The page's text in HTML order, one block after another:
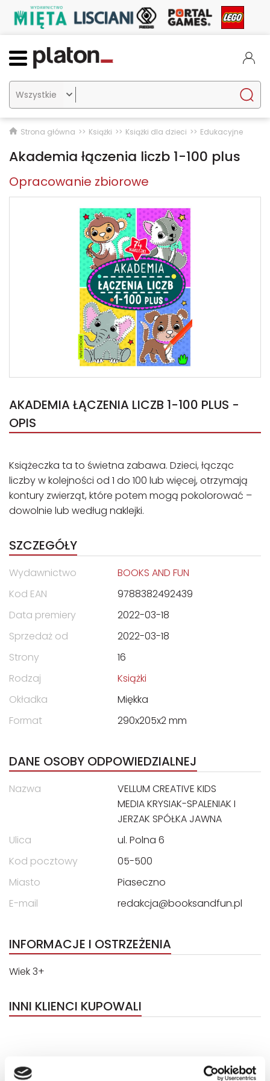

Strona główna Książki Książki dla dzieci Edukacyjne
Akademia łączenia liczb 1-100 plus
Opracowanie zbiorowe
AKADEMIA ŁĄCZENIA LICZB 1-100 PLUS -
OPIS
Książeczka ta to świetna zabawa. Dzieci, łącząc
liczby w kolejności od 1 do 100 lub więcej, otrzymają
kontury zwierząt, które potem mogą pokolorować –
dowolnie lub według naklejki.
SZCZEGÓŁY
Wydawnictwo
BOOKS AND FUN
Kod EAN
9788382492439
Data premiery
2022-03-18
Sprzedaż od
2022-03-18
Strony
16
Rodzaj
Książki
Okładka
Miękka
Format
290x205x2 mm
DANE OSOBY ODPOWIEDZIALNEJ
Nazwa
VELLUM CREATIVE KIDS
MEDIA KRYSIAK-SPALENIAK I
JERZAK SPÓŁKA JAWNA
Ulica
ul. Polna 6
Kod pocztowy
05-500
Miasto
Piaseczno
E-mail
redakcja@booksandfun.pl
INFORMACJE I OSTRZEŻENIA
Wiek 3+
INNI KLIENCI KUPOWALI